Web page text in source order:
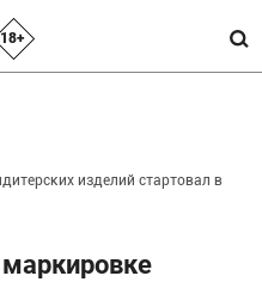
18+
изделий стартовал в